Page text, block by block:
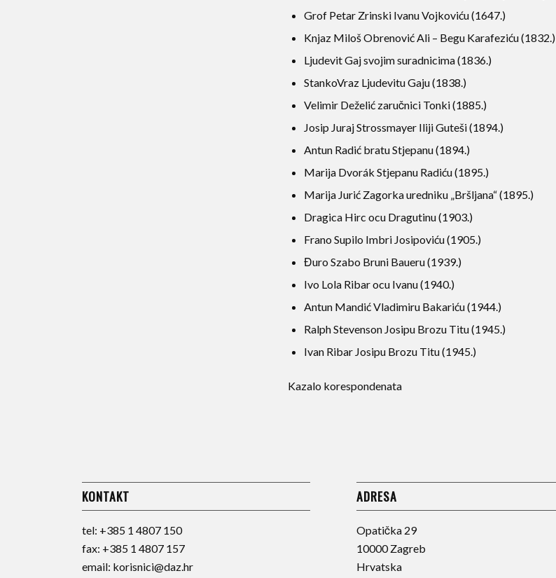
Grof Petar Zrinski Ivanu Vojkoviću (1647.)
Knjaz Miloš Obrenović Ali – Begu Karafeziću (1832.)
Ljudevit Gaj svojim suradnicima (1836.)
StankoVraz Ljudevitu Gaju (1838.)
Velimir Deželić zaručnici Tonki (1885.)
Josip Juraj Strossmayer Iliji Guteši (1894.)
Antun Radić bratu Stjepanu (1894.)
Marija Dvorák Stjepanu Radiću (1895.)
Marija Jurić Zagorka uredniku „Bršljana“ (1895.)
Dragica Hirc ocu Dragutinu (1903.)
Frano Supilo Imbri Josipoviću (1905.)
Đuro Szabo Bruni Baueru (1939.)
Ivo Lola Ribar ocu Ivanu (1940.)
Antun Mandić Vladimiru Bakariću (1944.)
Ralph Stevenson Josipu Brozu Titu (1945.)
Ivan Ribar Josipu Brozu Titu (1945.)
Kazalo korespondenata
KONTAKT
tel: +385 1 4807 150
fax: +385 1 4807 157
email: korisnici@daz.hr
ADRESA
Opatička 29
10000 Zagreb
Hrvatska